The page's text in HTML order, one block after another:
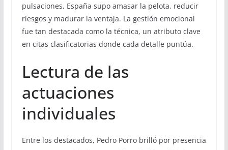
pulsaciones, España supo amasar la pelota, reducir
riesgos y madurar la ventaja. La gestión emocional
fue tan destacada como la técnica, un atributo clave
en citas clasificatorias donde cada detalle puntúa.
Lectura de las
actuaciones
individuales
Entre los destacados, Pedro Porro brilló por presencia